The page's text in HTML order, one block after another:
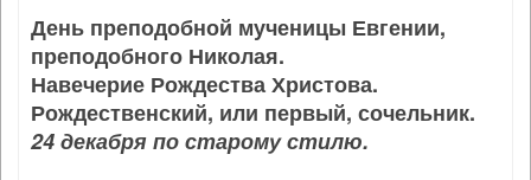
День преподобной мученицы Евгении,
преподобного Николая.
Навечерие Рождества Христова.
Рождественский, или первый, сочельник.
24 декабря по старому стилю.